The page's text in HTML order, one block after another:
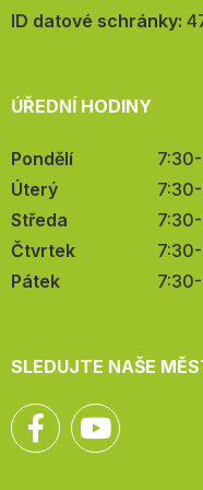
mail:
ID datové schránky:
ÚŘEDNÍ HODINY
Pondělí
Úterý
Středa
Čtvrtek
Pátek
SLEDUJTE NAŠE
Facebook